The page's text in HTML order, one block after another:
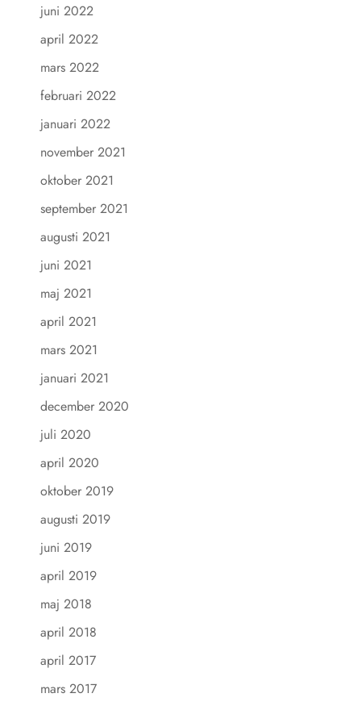
juni 2022
april 2022
mars 2022
februari 2022
januari 2022
november 2021
oktober 2021
september 2021
augusti 2021
juni 2021
maj 2021
april 2021
mars 2021
januari 2021
december 2020
juli 2020
april 2020
oktober 2019
augusti 2019
juni 2019
april 2019
maj 2018
april 2018
april 2017
mars 2017